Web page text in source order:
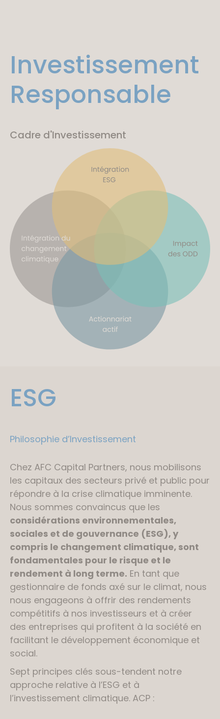
Investissement
Responsable
Cadre d'Investissement
ESG
Philosophie d’Investissement
Chez AFC Capital Partners, nous mobilisons
les capitaux des secteurs privé et public pour
répondre à la crise climatique imminente.
Nous sommes convaincus que les
considérations environnementales,
sociales et de gouvernance (ESG), y
compris le changement climatique, sont
fondamentales pour le risque et le
rendement à long terme. En tant que
gestionnaire de fonds axé sur le climat, nous
nous engageons à offrir des rendements
compétitifs à nos investisseurs et à créer
des entreprises qui profitent à la société en
facilitant le développement économique et
social.
Sept principes clés sous-tendent notre
approche relative à l’ESG et à
l’investissement climatique. ACP :